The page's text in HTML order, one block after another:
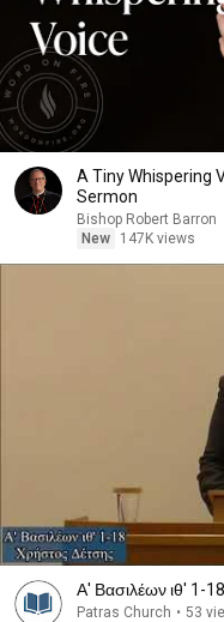
A Tiny Whispering
Sermon
Bishop Robert Barron
New
147K views
Α' Βασιλέων ιθ' 1-18
Patras Church • 53